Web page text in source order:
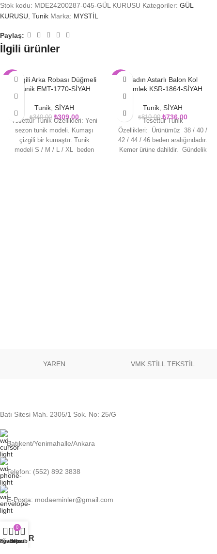
Stok kodu: MDE24200287-045-GÜL KURUSU Kategoriler: GÜL
KURUSU, Tunik Marka: MYSTİL
Paylaş:
İlgili ürünler
-9%Çizgili Arka Robası Düğmeli
Tunik EMT-1770-SİYAH
Tunik, SİYAH
₺340.00 ₺309.00
Tesettür Tunik Özellikleri: Yeni
sezon tunik modeli. Kumaşı
çizgili bir kumaştır. Tunik
modeli S / M / L / XL beden
-9%
Kadın Astarlı Balon Kol
Gömlek KSR-1864-SİYAH
Tunik, SİYAH
₺810.00 ₺736.00
Tesettür Tunik
Özellikleri: Ürünümüz 38 / 40 /
42 / 44 / 46 beden aralığındadır.
Kemer ürüne dahildir. Gündelik
YAREN VMK STİLL TEKSTİL
Batı Sitesi Mah. 2305/1 Sok. No: 25/G
Batıkent/Yenimahalle/Ankara
Telefon: (552) 892 3838
E-Posta: modaeminler@gmail.com
LINKLER
Favoriler
0
Sepet
Hesabım